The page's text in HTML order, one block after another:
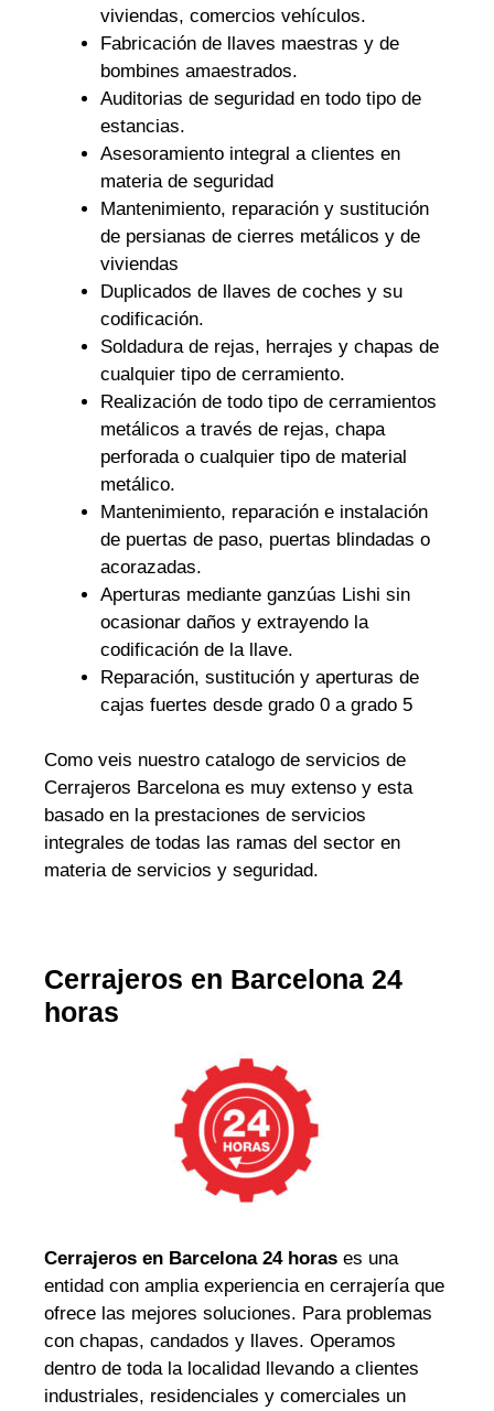
viviendas, comercios vehículos.
Fabricación de llaves maestras y de
bombines amaestrados.
Auditorias de seguridad en todo tipo de
estancias.
Asesoramiento integral a clientes en
materia de seguridad
Mantenimiento, reparación y sustitución
de persianas de cierres metálicos y de
viviendas
Duplicados de llaves de coches y su
codificación.
Soldadura de rejas, herrajes y chapas de
cualquier tipo de cerramiento.
Realización de todo tipo de cerramientos
metálicos a través de rejas, chapa
perforada o cualquier tipo de material
metálico.
Mantenimiento, reparación e instalación
de puertas de paso, puertas blindadas o
acorazadas.
Aperturas mediante ganzúas Lishi sin
ocasionar daños y extrayendo la
codificación de la llave.
Reparación, sustitución y aperturas de
cajas fuertes desde grado 0 a grado 5
Como veis nuestro catalogo de servicios de
Cerrajeros Barcelona es muy extenso y esta
basado en la prestaciones de servicios
integrales de todas las ramas del sector en
materia de servicios y seguridad.
Cerrajeros en Barcelona 24
horas
Cerrajeros en Barcelona 24 horas es una
entidad con amplia experiencia en cerrajería que
ofrece las mejores soluciones. Para problemas
con chapas, candados y llaves. Operamos
dentro de toda la localidad llevando a clientes
industriales, residenciales y comerciales un